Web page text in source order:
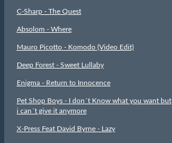
C-Sharp - The Quest
Absolom - Where
Mauro Picotto - Komodo (Video Edit)
Deep Forest - Sweet Lullaby
Enigma - Return to Innocence
Pet Shop Boys - I don´t Know what you want but
i can´t give it anymore
X-Press Feat David Byrne - Lazy